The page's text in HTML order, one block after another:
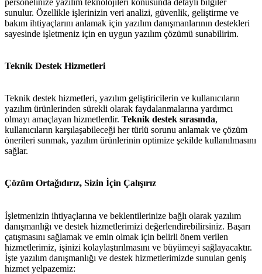
sunulur. Özellikle işlerinizin veri analizi, güvenlik, geliştirme ve
bakım ihtiyaçlarını anlamak için yazılım danışmanlarının destekleri
sayesinde işletmeniz için en uygun yazılım çözümü sunabilirim.
Teknik Destek Hizmetleri
Teknik destek hizmetleri, yazılım geliştiricilerin ve kullanıcıların
yazılım ürünlerinden sürekli olarak faydalanmalarına yardımcı
olmayı amaçlayan hizmetlerdir. Teknik destek sırasında,
kullanıcıların karşılaşabileceği her türlü sorunu anlamak ve çözüm
önerileri sunmak, yazılım ürünlerinin optimize şekilde kullanılmasını
sağlar.
Çözüm Ortağıdırız, Sizin İçin Çalışırız
İşletmenizin ihtiyaçlarına ve beklentilerinize bağlı olarak yazılım
danışmanlığı ve destek hizmetlerimizi değerlendirebilirsiniz. Başarı
çatışmasını sağlamak ve emin olmak için belirli önem verilen
hizmetlerimiz, işinizi kolaylaştırılmasını ve büyümeyi sağlayacaktır.
İşte yazılım danışmanlığı ve destek hizmetlerimizde sunulan geniş
hizmet yelpazemiz: